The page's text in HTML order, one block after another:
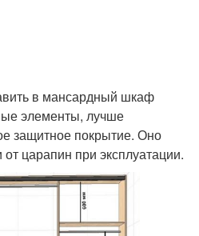
в мансардный шкаф
элементы, лучше
защитное покрытие. Оно
царапин при эксплуатации.